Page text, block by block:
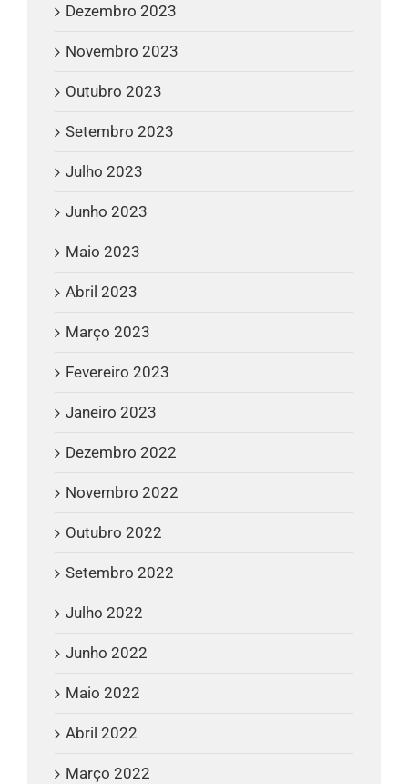
Dezembro 2023
Novembro 2023
Outubro 2023
Setembro 2023
Julho 2023
Junho 2023
Maio 2023
Abril 2023
Março 2023
Fevereiro 2023
Janeiro 2023
Dezembro 2022
Novembro 2022
Outubro 2022
Setembro 2022
Julho 2022
Junho 2022
Maio 2022
Abril 2022
Março 2022